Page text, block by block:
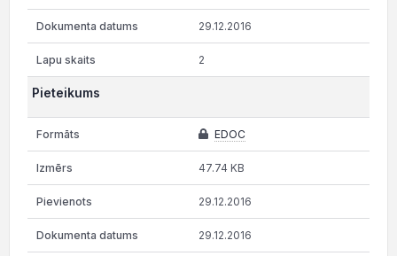
29.12.2016
2
Pieteikums
EDOC
47.74 KB
29.12.2016
29.12.2016